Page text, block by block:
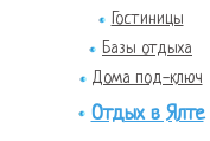
Гостиницы
Базы отдыха
Дома под-ключ
Отдых в Ялте